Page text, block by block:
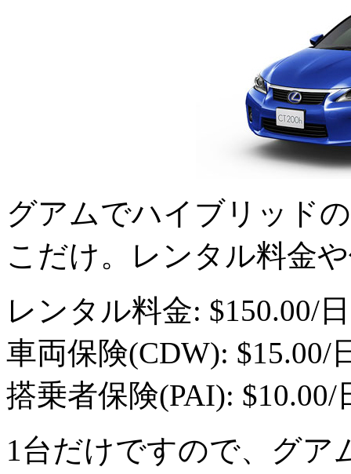
グアムでハイブリッド
こだけ。レンタル料金
レンタル料金: $150.00/
車両保険(CDW): $15.00/
搭乗者保険(PAI): $10.00/
1台だけですので、グア